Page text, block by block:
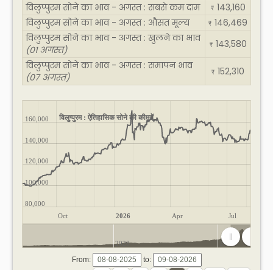
विलुप्पुरम सोने का भाव - अगस्त : सबसे कम दाम
₹ 143,160
विलुप्पुरम सोने का भाव - अगस्त : औसत मूल्य
₹ 146,469
विलुप्पुरम सोने का भाव - अगस्त : खुलने का भाव
(01 अगस्त)
₹ 143,580
विलुप्पुरम सोने का भाव - अगस्त : समापन भाव
(07 अगस्त)
₹ 152,310
विलुप्पुरम : ऐतिहासिक सोने की कीमतें
Oct 2026 Apr Jul
80,000
100,000
120,000
140,000
160,000
2020 2025
From:
to: